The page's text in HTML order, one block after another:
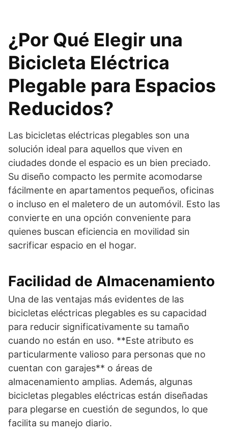
¿Por Qué Elegir una
Bicicleta Eléctrica
Plegable para Espacios
Reducidos?
Las bicicletas eléctricas plegables son una
solución ideal para aquellos que viven en
ciudades donde el espacio es un bien preciado.
Su diseño compacto les permite acomodarse
fácilmente en apartamentos pequeños, oficinas
o incluso en el maletero de un automóvil. Esto las
convierte en una opción conveniente para
quienes buscan eficiencia en movilidad sin
sacrificar espacio en el hogar.
Facilidad de Almacenamiento
Una de las ventajas más evidentes de las
bicicletas eléctricas plegables es su capacidad
para reducir significativamente su tamaño
cuando no están en uso. **Este atributo es
particularmente valioso para personas que no
cuentan con garajes** o áreas de
almacenamiento amplias. Además, algunas
bicicletas plegables eléctricas están diseñadas
para plegarse en cuestión de segundos, lo que
facilita su manejo diario.